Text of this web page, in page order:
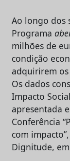
Ao longo dos
Programa
milhões de
condição
adquirirem
Os dados
Impacto
apresentada
Conferência
com
Dignitude,